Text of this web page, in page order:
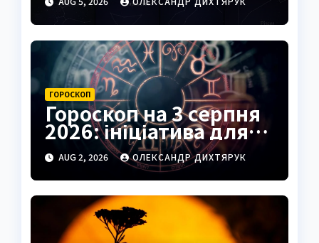
найближчими днями
ГОРОСКОП
Гороскоп на 3 серпня
2026: ініціатива для
Овнів, підказки для
Риб
AUG 2, 2026 ОЛЕКСАНДР ДИХТЯРУК